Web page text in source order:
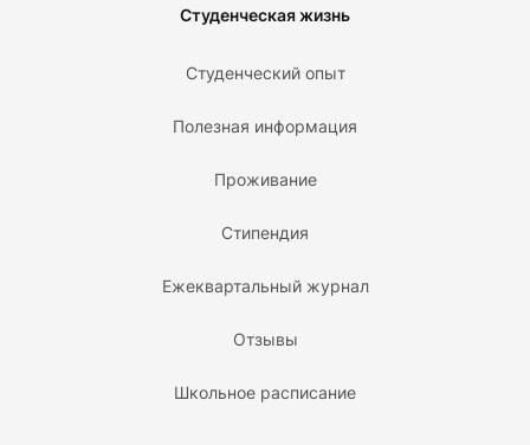
Студенческая жизнь
Студенческий опыт
Полезная информация
Проживание
Стипендия
Ежеквартальный журнал
Отзывы
Школьное расписание